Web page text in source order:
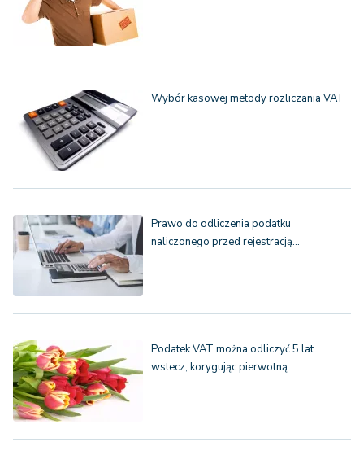
Wybór kasowej metody rozliczania VAT
Prawo do odliczenia podatku
naliczonego przed rejestracją…
Podatek VAT można odliczyć 5 lat
wstecz, korygując pierwotną…